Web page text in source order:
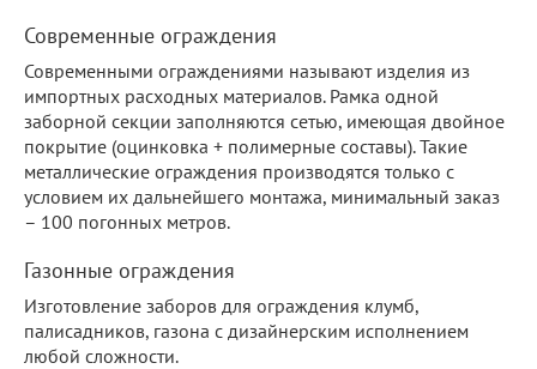
Современные ограждения
Современными ограждениями называют изделия из
импортных расходных материалов. Рамка одной
заборной секции заполняются сетью, имеющая двойное
покрытие (оцинковка + полимерные составы). Такие
металлические ограждения производятся только с
условием их дальнейшего монтажа, минимальный заказ
– 100 погонных метров.
Газонные ограждения
Изготовление заборов для ограждения клумб,
палисадников, газона с дизайнерским исполнением
любой сложности.